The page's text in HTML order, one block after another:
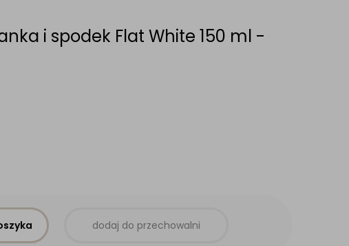
i spodek Flat White 150 ml -
dodaj do przechowalni